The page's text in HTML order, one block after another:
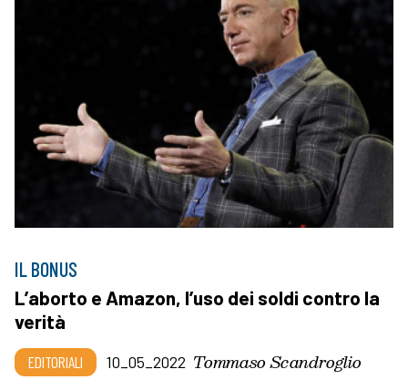
IL BONUS
L’aborto e Amazon, l’uso dei soldi contro la
verità
EDITORIALI 10_05_2022 Tommaso Scandroglio